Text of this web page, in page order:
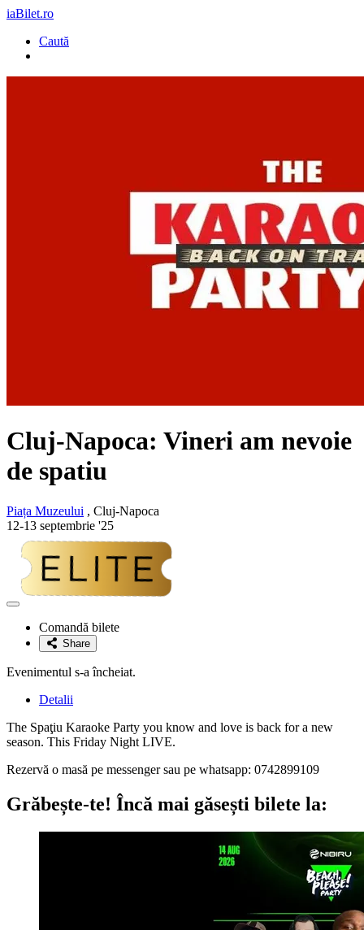
iaBilet.ro
Caută
Cluj-Napoca: Vineri am nevoie
de spatiu
Piața Muzeului , Cluj-Napoca
12-13 septembrie '25
Adaugă
favoriteComandă bilete
Share
Evenimentul s-a încheiat.
Detalii
The Spaţiu Karaoke Party you know and love is back for a new
season. This Friday Night LIVE.
Rezervă o masă pe messenger sau pe whatsapp: 0742899109
Grăbește-te! Încă mai găsești bilete la: